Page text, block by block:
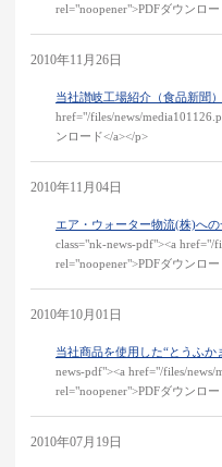
rel="noopener">PDFダウンロ
2010年11月26日
当社讃岐工場紹介（食品新聞）
href="/files/news/
ンロード</a></p>
2010年11月04日
エア・ウォーター物流(株)へ
class="nk-news-pdf"><a href="/
rel="noopener">PDFダウンロ
2010年10月01日
当社商品を使用した“とうふか
news-pdf"><a href="/files/
rel="noopener">PDFダウンロ
2010年07月19日